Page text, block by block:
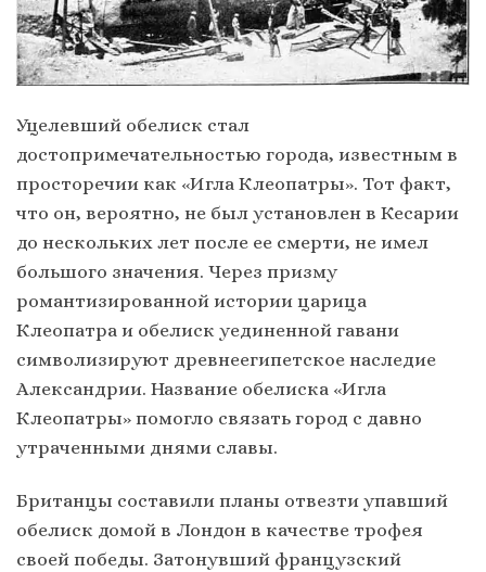
Уцелевший обелиск стал
достопримечательностью города, известным в
просторечии как «Игла Клеопатры». Тот факт,
что он, вероятно, не был установлен в Кесарии
до нескольких лет после ее смерти, не имел
большого значения. Через призму
романтизированной истории царица
Клеопатра и обелиск уединенной гавани
символизируют древнеегипетское наследие
Александрии. Название обелиска «Игла
Клеопатры» помогло связать город с давно
утраченными днями славы.
Британцы составили планы отвезти упавший
обелиск домой в Лондон в качестве трофея
своей победы. Затонувший французский